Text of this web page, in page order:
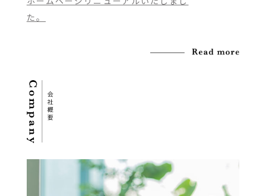
た。